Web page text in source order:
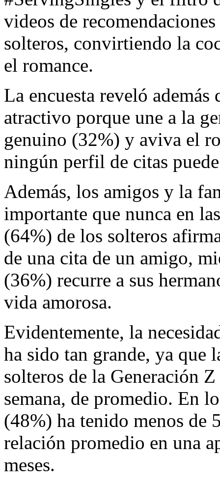
videos de
solteros, convirtiendo la
el romance.
La encuesta reveló
atractivo porque une a la
genuino (32%) y aviva el
ningún perfil de citas
Además, los amigos y la
importante que nunca en
(64%) de los solteros
de una cita de un amigo,
(36%) recurre a sus
vida amorosa.
Evidentemente, la
ha sido tan grande, ya que
solteros de la Generación
semana, de promedio. En
(48%) ha tenido menos de
relación promedio en una
meses.